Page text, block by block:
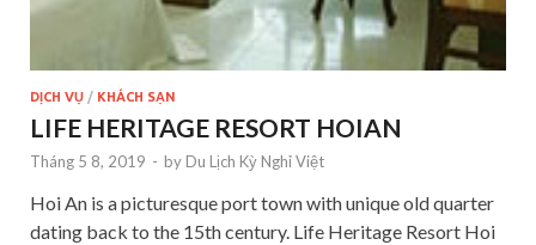
DỊCH VỤ / KHÁCH SẠN
LIFE HERITAGE RESORT HOIAN
Tháng 5 8, 2019 - by Du Lịch Kỳ Nghỉ Việt
Hoi An is a picturesque port town with unique old quarter
dating back to the 15th century. Life Heritage Resort Hoi